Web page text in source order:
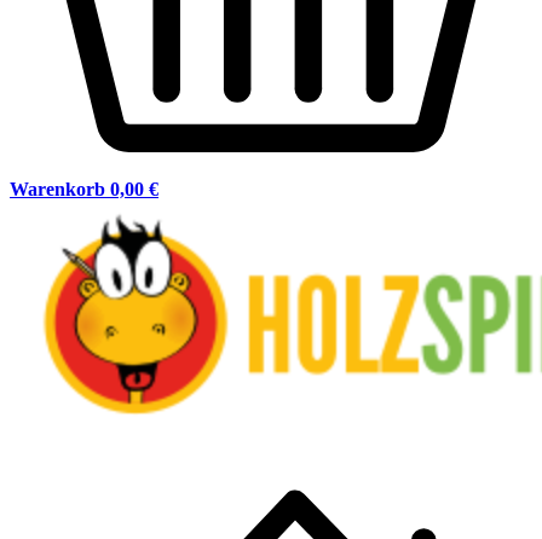
Warenkorb 0,00 €